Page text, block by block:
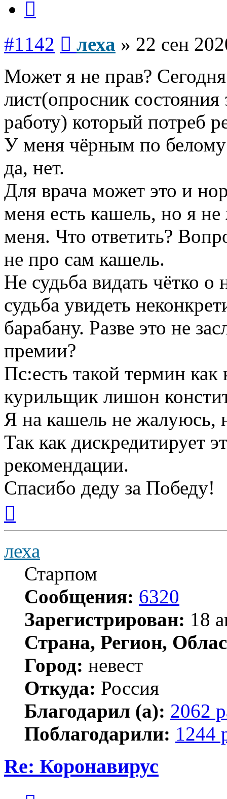
#1142 леха » 22 сен
Может я не прав?
лист(опросник состояния
работу) который потреб
У меня чёрным по
да, нет.
Для врача может это и
меня есть кашель, но я
меня. Что ответить?
не про сам кашель.
Не судьба видать чётко
судьба увидеть
барабану. Разве это не
премии?
Пс:есть такой термин
курильщик лишон
Я на кашель не жалуюсь,
Так как дискредитирует
рекомендации.
Спасибо деду за Победу!
началу
леха
Старпом
Сообщения: 6320
Зарегистрирован: 18
Страна, Регион,
Город: невест
Откуда: Россия
Благодарил (а): 2062
Поблагодарили: 1244
Re: Коронавирус